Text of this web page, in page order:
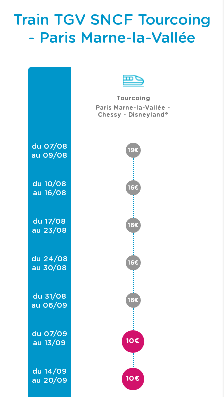
Train TGV SNCF Tourcoing
- Paris Marne-la-Vallée
du 07/08
au 09/08
du 10/08
au 16/08
du 17/08
au 23/08
du 24/08
au 30/08
du 31/08
au 06/09
du 07/09
au 13/09
du 14/09
au 20/09
Tourcoing
Paris Marne-la-Vallée -
Chessy - Disneyland®
19€
16€
16€
16€
16€
10€
10€